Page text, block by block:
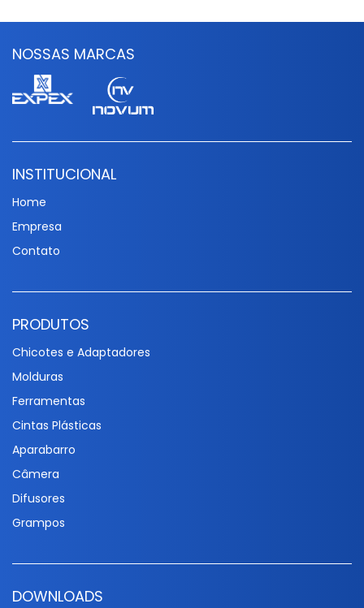
NOSSAS MARCAS
INSTITUCIONAL
Home
Empresa
Contato
PRODUTOS
Chicotes e Adaptadores
Molduras
Ferramentas
Cintas Plásticas
Aparabarro
Câmera
Difusores
Grampos
DOWNLOADS